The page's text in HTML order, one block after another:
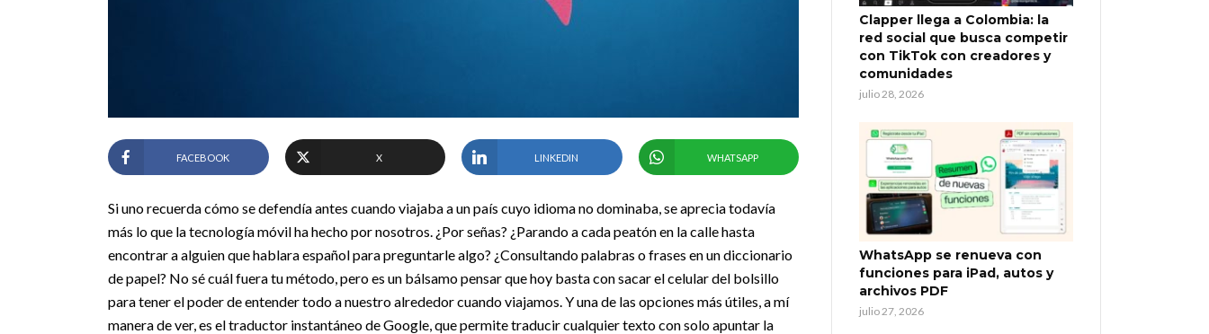
FACEBOOK X LINKEDIN WHATSAPP
Si uno recuerda cómo se defendía antes cuando viajaba a un país cuyo idioma no dominaba, se aprecia todavía
más lo que la tecnología móvil ha hecho por nosotros. ¿Por señas? ¿Parando a cada peatón en la calle hasta
encontrar a alguien que hablara español para preguntarle algo? ¿Consultando palabras o frases en un diccionario
de papel? No sé cuál fuera tu método, pero es un bálsamo pensar que hoy basta con sacar el celular del bolsillo
para tener el poder de entender todo a nuestro alrededor cuando viajamos. Y una de las opciones más útiles, a mí
manera de ver, es el traductor instantáneo de Google, que permite traducir cualquier texto con solo apuntar la
Clapper llega a Colombia: la
red social que busca competir
con TikTok con creadores y
comunidades
julio 28, 2026
WhatsApp se renueva con
funciones para iPad, autos y
archivos PDF
julio 27, 2026